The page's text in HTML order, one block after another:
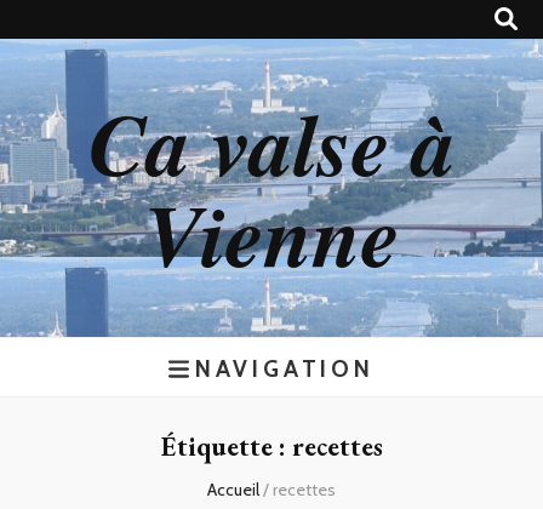
Ca valse à
Vienne
NAVIGATION
Étiquette : recettes
Accueil/ recettes